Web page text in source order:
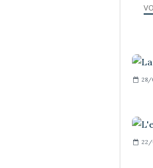
28/
22/